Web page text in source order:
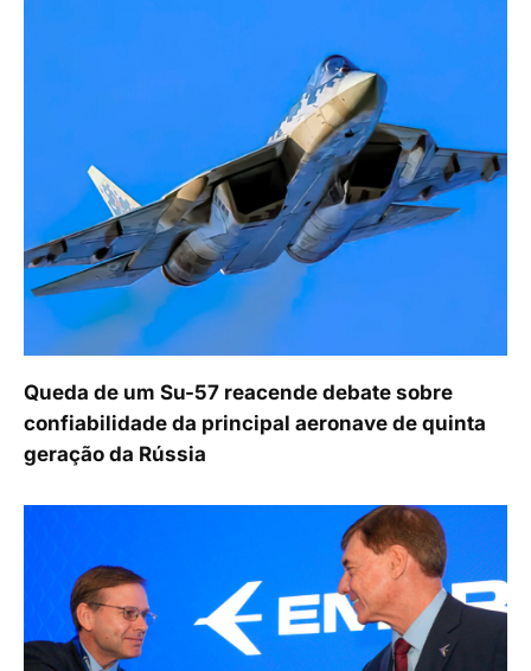
Queda de um Su-57 reacende debate sobre
confiabilidade da principal aeronave de quinta
geração da Rússia